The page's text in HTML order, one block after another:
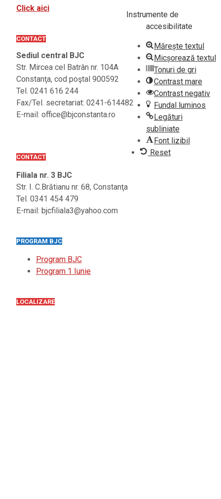
Click aici
CONTACT
Sediul central BJC
Str. Mircea cel Batrân nr. 104A
Constanţa, cod poştal 900592
Tel. 0241 616 244
Fax/Tel. secretariat: 0241-614482
E-mail: office@bjconstanta.ro
CONTACT
Filiala nr. 3 BJC
Str. I. C.Brătianu nr. 68, Constanţa
Tel. 0341 454 479
E-mail: bjcfiliala3@yahoo.com
PROGRAM BJC
Program BJC
Program 1 Iunie
LOCALIZARE
Instrumente de
accesibilitate
Mărește textul
Micșorează textul
Tonuri de gri
Contrast mare
Contrast negativ
Fundal luminos
Legături
subliniate
Font lizibil
Reset